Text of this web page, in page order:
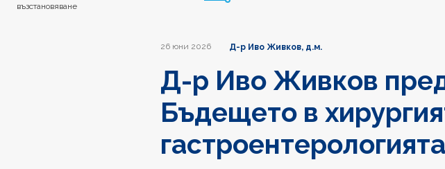
възстановяване
26 юни 2026 Д-р Иво Живков, д.м.
Д-р Иво Живков
Бъдещето в